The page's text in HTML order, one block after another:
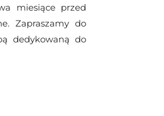
miesiące przed
Zapraszamy do
dedykowaną do